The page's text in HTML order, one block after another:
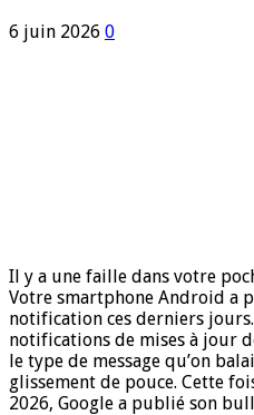
6 juin 2026 0
Il y a une faille dans votre
Votre smartphone Android a
notification ces derniers
notifications de mises à jour
le type de message qu’on
glissement de pouce. Cette
2026, Google a publié son